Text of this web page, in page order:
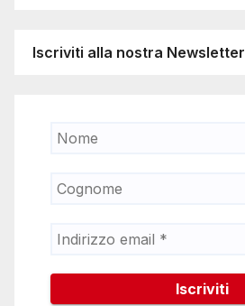
Iscriviti alla nostra Newsletter